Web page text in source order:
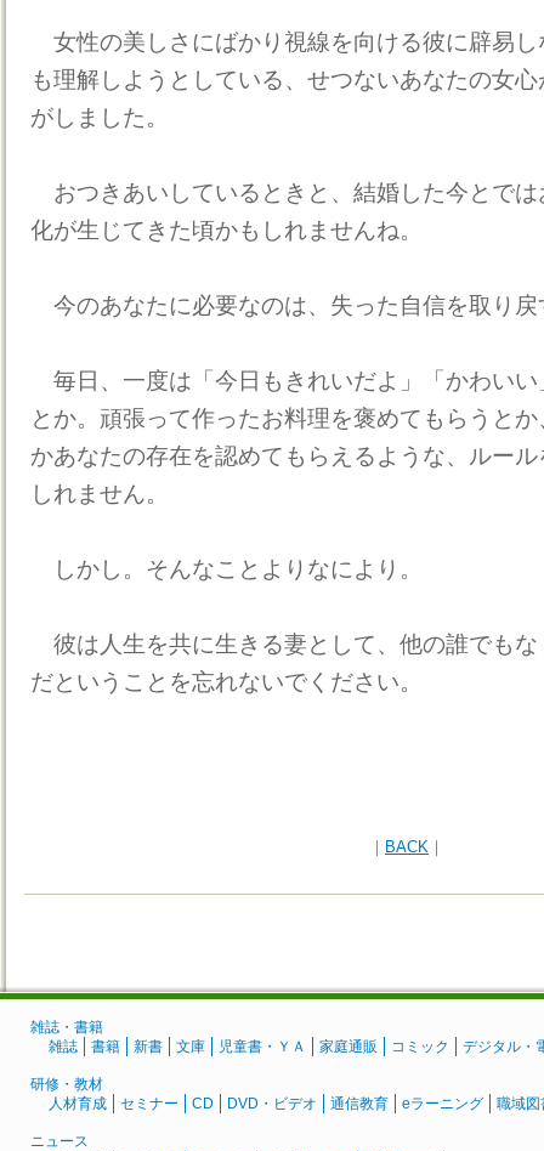
女性の美しさにばかり視線を向ける彼に辟易
も理解しようとしている、せつないあなたの女
がしました。
おつきあいしているときと、結婚した今とで
化が生じてきた頃かもしれませんね。
今のあなたに必要なのは、失った自信を取り戻
毎日、一度は「今日もきれいだよ」「かわい
とか。頑張って作ったお料理を褒めてもらうと
かあなたの存在を認めてもらえるような、ルー
しれません。
しかし。そんなことよりなにより。
彼は人生を共に生きる妻として、他の誰でも
だということを忘れないでください。
｜ BACK ｜
雑誌・書籍
雑誌
書籍 新書 文庫 児童書・ＹＡ 家庭通販 コミック デジタル・
研修・教材
人材育成
セミナー CD DVD・ビデオ 通信教育 eラーニング 職域図
ニュース